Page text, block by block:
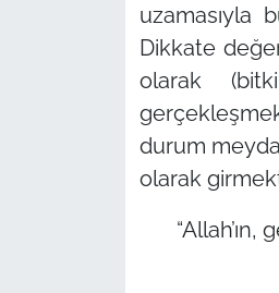
uzamasıyla
Dikkate
olarak
durum
olarak